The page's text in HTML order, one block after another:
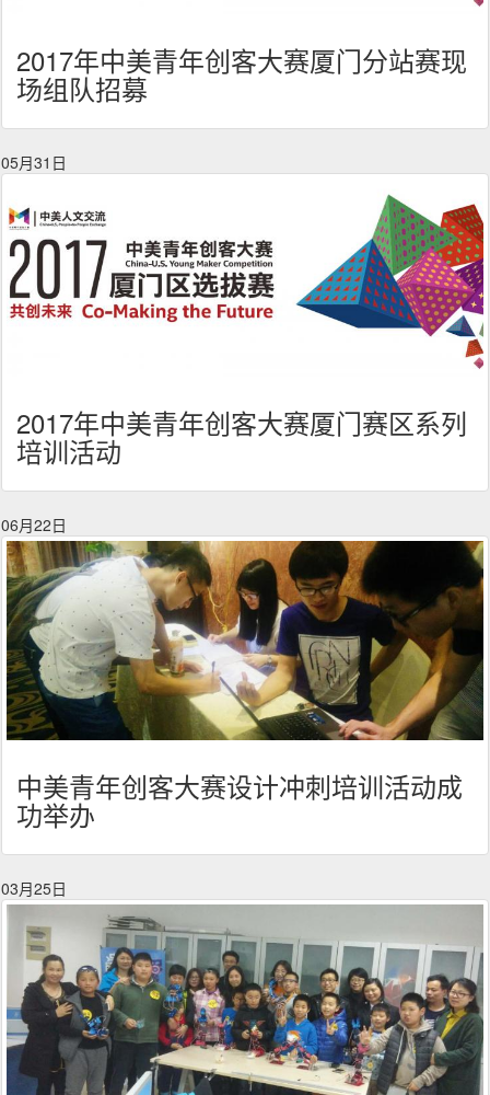
2017年中美青年创客大赛厦门分站赛现
场组队招募
05月31日
2017年中美青年创客大赛厦门赛区系列
培训活动
06月22日
中美青年创客大赛设计冲刺培训活动成
功举办
03月25日